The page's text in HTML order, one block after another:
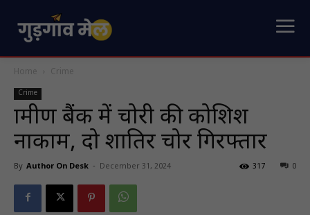
Home Crime
Crime
ग्रामीण बैंक में चोरी की कोशिश
नाकाम, दो शातिर चोर गिरफ्तार
By Author On Desk - December 31, 2024 0
317